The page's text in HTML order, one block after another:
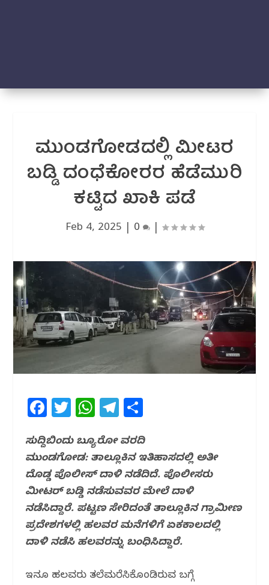
ಮುಂಡಗೋಡದಲ್ಲಿ ಮೀಟರ
ಬಡ್ಡಿ ದಂಧೆಕೋರರ ಹೆಡೆಮುರಿ
ಕಟ್ಟಿದ ಖಾಕಿ ಪಡೆ
Feb 4, 2025 0 |
F
a
c
e
b
o
o
k
T
w
itt
e
r
W
h
at
s
A
p
p
T
el
e
g
ra
m
ar
e
ಸುದ್ದಿಬಿಂದು ಬ್ಯೂರೋ ವರದಿ
ಮುಂಡಗೋಡ: ತಾಲ್ಲೂಕಿನ ಇತಿಹಾಸದಲ್ಲಿ ಅತೀ
ದೊಡ್ಡ ಪೊಲೀಸ್ ದಾಳಿ ನಡೆದಿದೆ. ಪೊಲೀಸರು
ಮೀಟರ್ ಬಡ್ಡಿ ನಡೆಸುವವರ ಮೇಲೆ ದಾಳಿ
ನಡೆಸಿದ್ದಾರೆ. ಪಟ್ಟಣ ಸೇರಿದಂತೆ ತಾಲ್ಲೂಕಿನ ಗ್ರಾಮೀಣ
ಪ್ರದೇಶಗಳಲ್ಲಿ ಹಲವರ ಮನೆಗಳಿಗೆ ಏಕಕಾಲದಲ್ಲಿ
ದಾಳಿ ನಡೆಸಿ ಹಲವರನ್ನು ಬಂಧಿಸಿದ್ದಾರೆ.
ಇನ್ನೂ ಹಲವರು ತಲೆಮರೆಸಿಕೊಂಡಿರುವ ಬಗ್ಗೆ